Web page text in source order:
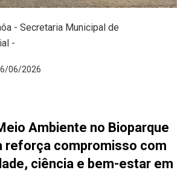
- Secretaria Municipal de
-
06/2026
Ambiente no Bioparque
reforça compromisso com
ciência e bem-estar em